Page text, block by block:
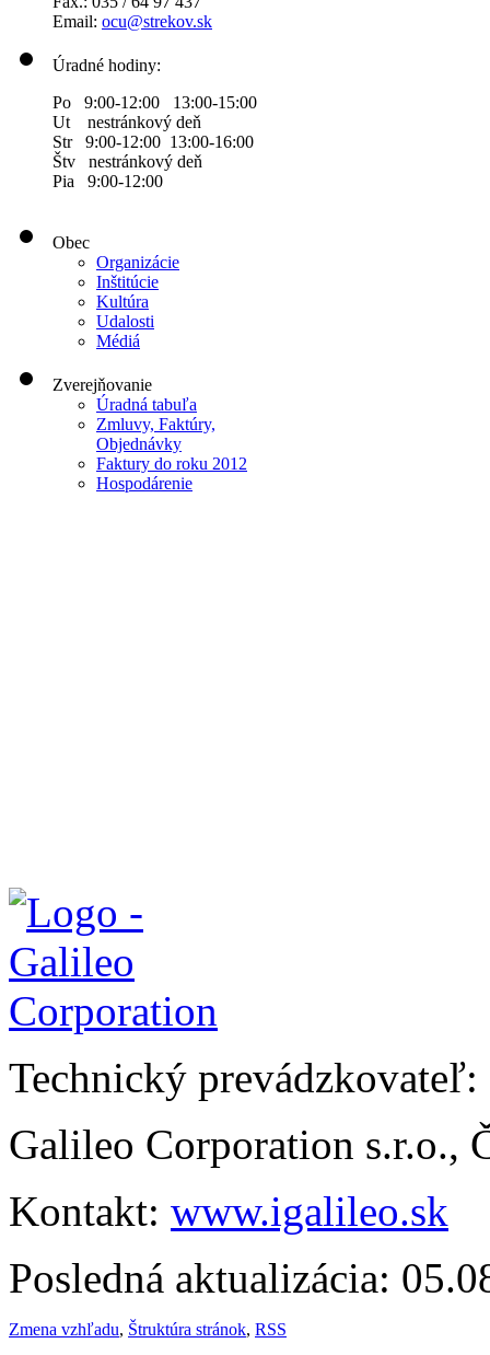
Email: ocu@strekov.sk
Úradné hodiny:
Po 9:00-12:00 13:00-15:00
Ut nestránkový deň
Str 9:00-12:00 13:00-16:00
Štv nestránkový deň
Pia 9:00-12:00
Obec
Organizácie
Inštitúcie
Kultúra
Udalosti
Médiá
Zverejňovanie
Úradná tabuľa
Zmluvy, Faktúry,
Objednávky
Faktury do roku 2012
Hospodárenie
Technický prevádzkovateľ:
Galileo Corporation s.r.o.,
Kontakt: www.igalileo.sk
Posledná aktualizácia:
Zmena vzhľadu, Štruktúra stránok, RSS